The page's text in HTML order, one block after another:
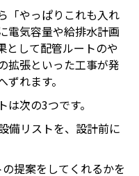
「やっぱりこれも入れ
電気容量や給排水計画
として配管ルートのや
拡張といった工事が発
れます。
次の3つです。
備リストを、設計前に
提案をしてくれるかを